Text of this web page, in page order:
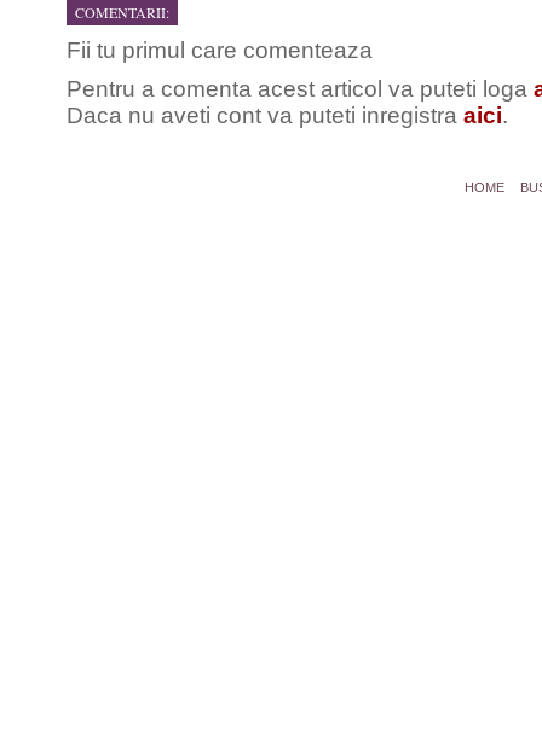
COMENTARII:
Fii tu primul care comenteaza
Pentru a comenta acest articol va puteti loga
Daca nu aveti cont va puteti inregistra aici.
HOME